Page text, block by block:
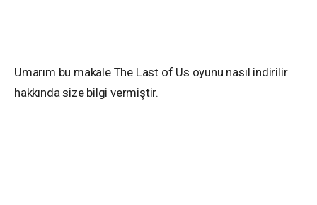
Umarım bu makale The Last of Us oyunu nasıl indirilir
hakkında size bilgi vermiştir.